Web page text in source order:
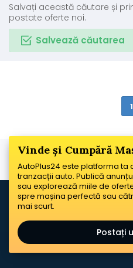
Salvați această căutare și
postate oferte noi.
Salvează căutarea
1
Vinde și Cumpără
AutoPlus24 este platforma
tranzacții auto. Publică
sau explorează miile de
spre mașina perfectă sau
mai scurt.
Postați